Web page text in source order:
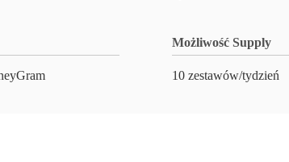
Możliwość Supply
10 zestawów/tydzień